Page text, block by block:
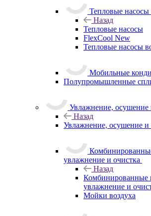
Тепловые насосы
Назад
Тепловые насосы
FlexCool New
Тепловые насосы
Мобильные
Полупромышленные
Увлажнение, осушение
Назад
Увлажнение, осушение и
увлажнение и очистка
Назад
Комбинированные
увлажнение и
Мойки воздуха